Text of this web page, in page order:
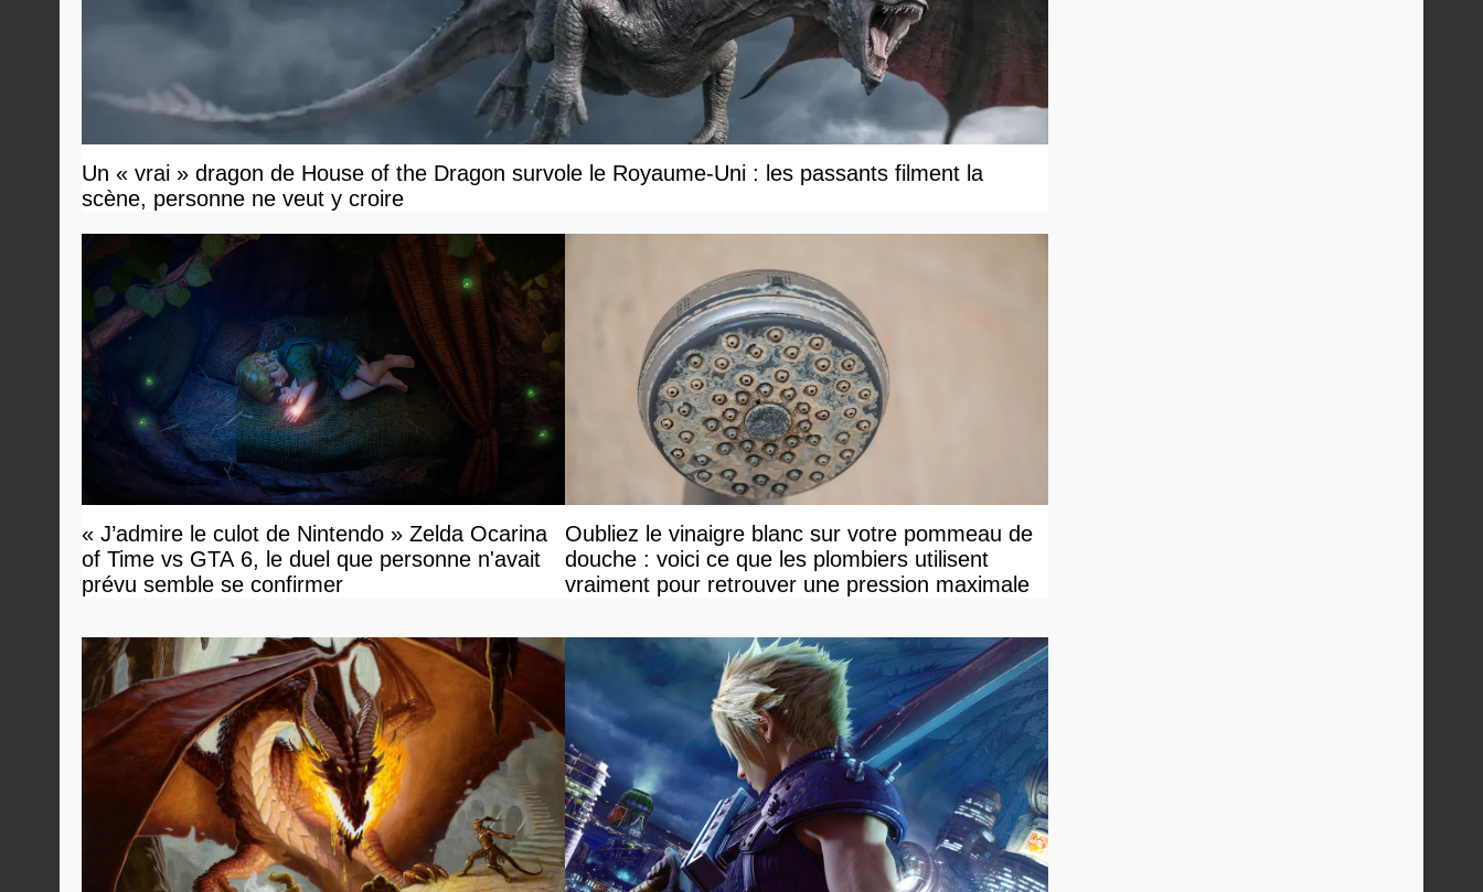
Un « vrai » dragon de House of the Dragon survole le Royaume-Uni : les passants filment la
scène, personne ne veut y croire
« J’admire le culot de Nintendo » Zelda Ocarina
of Time vs GTA 6, le duel que personne n'avait
prévu semble se confirmer
Oubliez le vinaigre blanc sur votre pommeau de
douche : voici ce que les plombiers utilisent
vraiment pour retrouver une pression maximale